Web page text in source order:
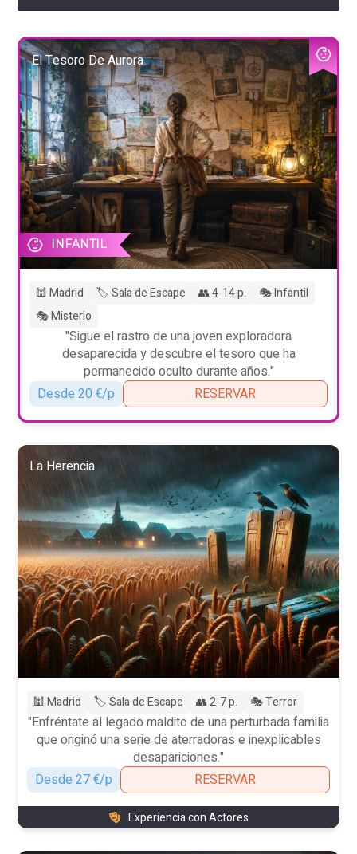
El Tesoro De Aurora
INFANTIL
🕍 Madrid 🏷️ Sala de Escape 👥 4-14 p.
🎭 Infantil
🎭 Misterio
"Sigue el rastro de una joven exploradora
desaparecida y descubre el tesoro que ha
permanecido oculto durante años."
Desde 20 €/p
RESERVAR
La Herencia
🕍 Madrid 🏷️ Sala de Escape 👥 2-7 p. 🎭 Terror
"Enfréntate al legado maldito de una perturbada familia
que originó una serie de aterradoras e inexplicables
desapariciones."
Desde 27 €/p
RESERVAR
Experiencia con Actores